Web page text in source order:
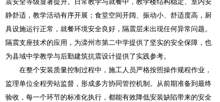
静舒适，教学活动有序开展；食堂空间开阔、振动小、舒适度高，厨
具设施运行正常，就餐环境安全良好，隔震层未出现任何异常问题。
隔震支座技术的应用，为滦州市第二中学提供了坚实的安全保障，也
为县域中学教学与后勤建筑抗震设计提供了实践参考。
在整个安装质量控制过程中，施工人员严格按照操作规程作业，
监理单位全程旁站监督，形成多方协同管控机制。从前期准备到最终
验收，每一个环节的标准化执行，都能有效降低安装缺陷带来的安全